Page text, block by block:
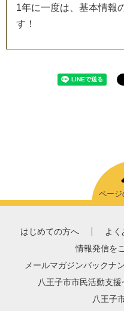
1年に一度は 基本情報
す ！
ページ
はじめての方へ よく
情報発信を
メールマガジンバックナ
八王子市市民活動支
八王子